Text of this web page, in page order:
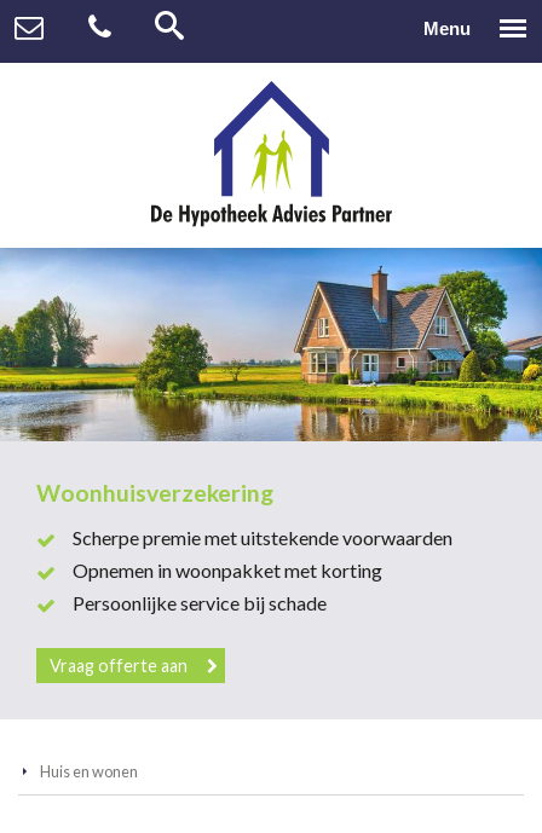
Woonhuisverzekering
Scherpe premie met uitstekende voorwaarden
Opnemen in woonpakket met korting
Persoonlijke service bij schade
Vraag offerte aan
Huis en wonen